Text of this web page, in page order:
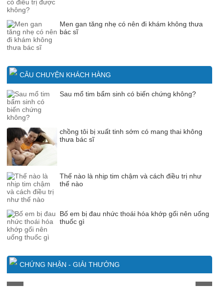
Men gan tăng nhẹ có nên đi khám không thưa
bác sĩ
CÂU CHUYỆN KHÁCH HÀNG
Sau mổ tim bẩm sinh có biến chứng không?
chồng tôi bị xuất tinh sớm có mang thai không
thưa bác sĩ
Thế nào là nhịp tim chậm và cách điều trị như
thế nào
Bố em bị đau nhức thoái hóa khớp gối nên uống
thuốc gì
CHỨNG NHẬN - GIẢI THƯỞNG